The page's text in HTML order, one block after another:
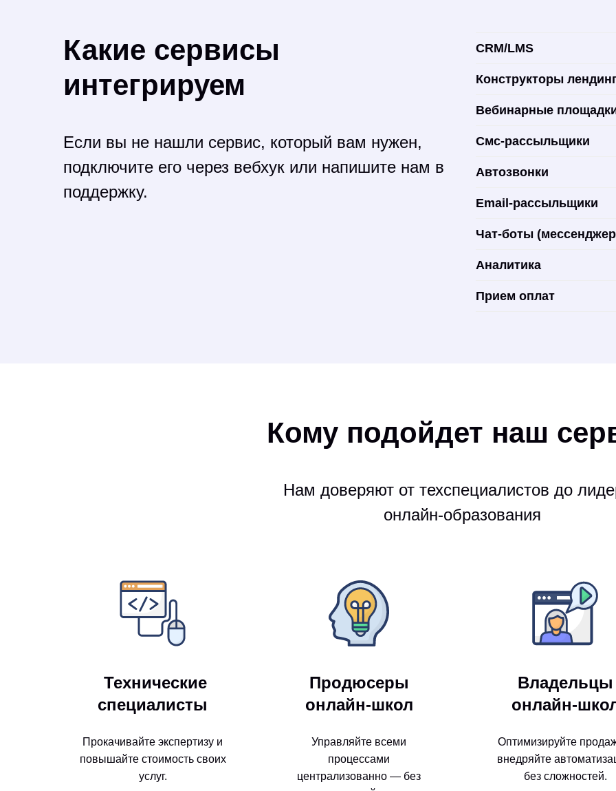
Какие сервисы
интегрируем
Если вы не нашли сервис, который вам нужен,
подключите его через вебхук или напишите нам в
поддержку.
CRM/LMS
Конструкторы
Вебинарные
Смс-рассыльщики
Автозвонки
Email-рассыльщики
Чат-боты
Аналитика
Прием оплат
Кому подойдет наш
Нам доверяют от техспециалистов до
онлайн-образования
Технические
специалисты
Прокачивайте экспертизу и
повышайте стоимость своих
услуг.
Продюсеры
онлайн-школ
Управляйте всеми
процессами
централизованно — без
Владельцы
онлайн-
Оптимизируйте
внедряйте
без сложностей.